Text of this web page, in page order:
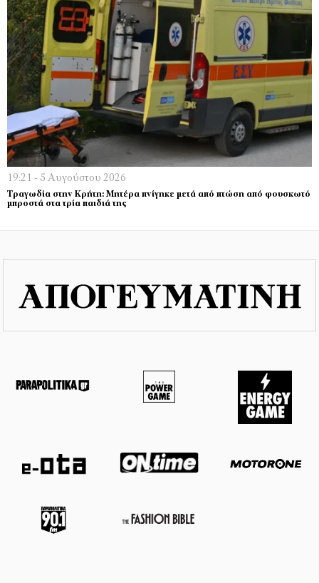
19:21 - 5 Αυγούστου 2026
Τραγωδία στην Κρήτη: Μητέρα πνίγηκε μετά από πτώση από φουσκωτό
μπροστά στα τρία παιδιά της